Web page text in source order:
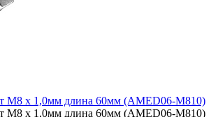
M8 x 1,0мм длина 60мм (AMED06-M810)
M8 x 1,0мм длина 60мм (AMED06-M810)